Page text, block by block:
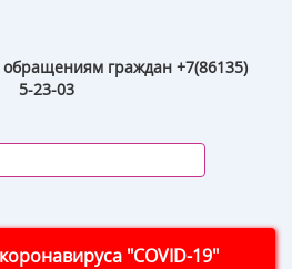
граждан +7(86135)
5-23-03
"COVID-19"